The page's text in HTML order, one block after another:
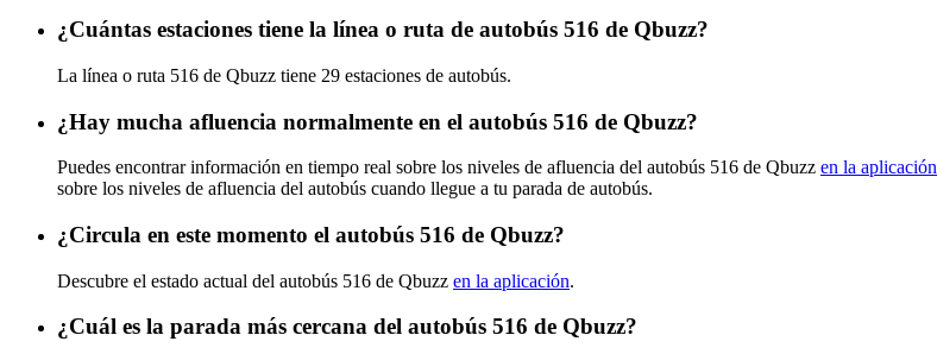
¿Cuántas estaciones tiene la línea o ruta de autobús 516 de Qbuzz?
La línea o ruta 516 de Qbuzz tiene 29 estaciones de autobús.
¿Hay mucha afluencia normalmente en el autobús 516 de Qbuzz?
Puedes encontrar información en tiempo real sobre los niveles de afluencia del autobús 516 de Qbuzz en la aplicación
sobre los niveles de afluencia del autobús cuando llegue a tu parada de autobús.
¿Circula en este momento el autobús 516 de Qbuzz?
Descubre el estado actual del autobús 516 de Qbuzz en la aplicación.
¿Cuál es la parada más cercana del autobús 516 de Qbuzz?